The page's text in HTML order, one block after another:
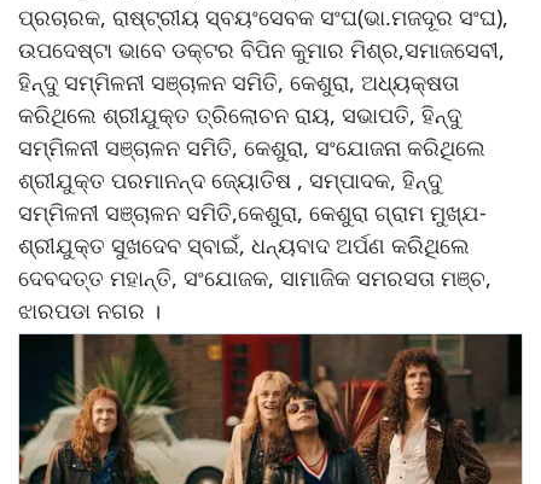
ପ୍ରଚାରକ, ରାଷ୍ଟ୍ରୀୟ ସ୍ବୟଂସେବକ ସଂଘ(ଭା.ମଜଦୂର ସଂଘ),
ଉପଦେଷ୍ଟା ଭାବେ ଡକ୍ଟର ବିପିନ କୁମାର ମିଶ୍ର,ସମାଜସେବୀ,
ହିନ୍ଦୁ ସମ୍ମିଳନୀ ସଞ୍ଚାଳନ ସମିତି, କେଶୁରା, ଅଧ୍ୟକ୍ଷତା
କରିଥିଲେ ଶ୍ରୀଯୁକ୍ତ ତ୍ରିଲୋଚନ ରାୟ, ସଭାପତି, ହିନ୍ଦୁ
ସମ୍ମିଳନୀ ସଞ୍ଚାଳନ ସମିତି, କେଶୁରା, ସଂଯୋଜନା କରିଥିଲେ
ଶ୍ରୀଯୁକ୍ତ ପରମାନନ୍ଦ ଜ୍ୟୋତିଷ , ସମ୍ପାଦକ, ହିନ୍ଦୁ
ସମ୍ମିଳନୀ ସଞ୍ଚାଳନ ସମିତି,କେଶୁରା, କେଶୁରା ଗ୍ରାମ ମୁଖ୍ଯ-
ଶ୍ରୀଯୁକ୍ତ ସୁଖଦେବ ସ୍ବାଇଁ, ଧନ୍ୟବାଦ ଅର୍ପଣ କରିଥିଲେ
ଦେବଦତ୍ତ ମହାନ୍ତି, ସଂଯୋଜକ, ସାମାଜିକ ସମରସତା ମଞ୍ଚ,
ଝାରପଡା ନଗର ।